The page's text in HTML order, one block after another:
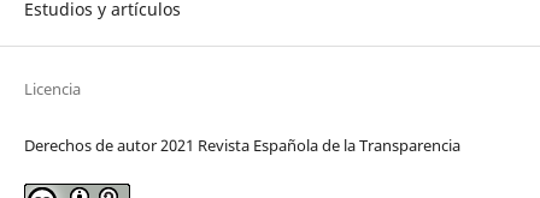
Estudios y artículos
Licencia
Derechos de autor 2021 Revista Española de la Transparencia